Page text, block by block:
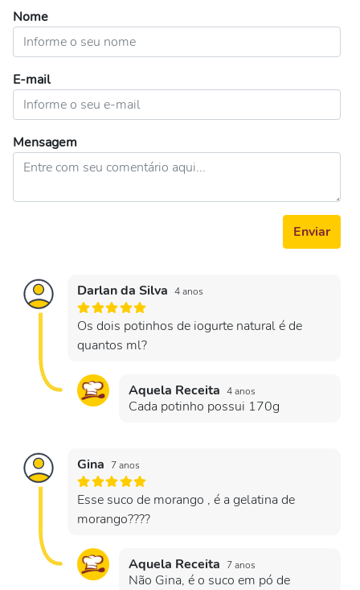
Nome
E-mail
Mensagem
Enviar
Darlan da Silva 4 anos
Os dois potinhos de iogurte natural é de
quantos ml?
Aquela Receita 4 anos
Cada potinho possui 170g
Gina 7 anos
Esse suco de morango , é a gelatina de
morango????
Aquela Receita 7 anos
Não Gina, é o suco em pó de